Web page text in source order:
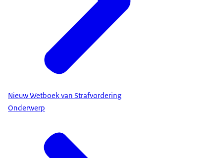
Nieuw Wetboek van Strafvordering
Onderwerp